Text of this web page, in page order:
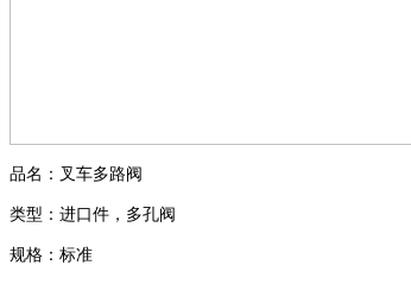
品名：叉车多路阀
类型 ：进口件，多孔阀
规格：标准